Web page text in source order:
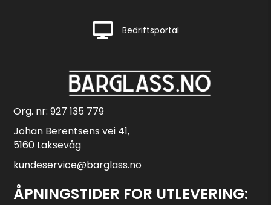
Rask levering
Bedriftsportal
Org. nr: 927 135 779
Johan Berentsens vei 41,
5160 Laksevåg
kundeservice@barglass.no
ÅPNINGSTIDER FOR UTLEVERING: